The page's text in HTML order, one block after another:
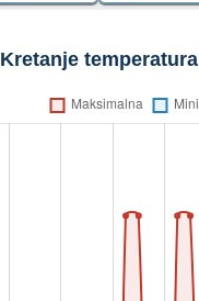
Kretanje temperatura